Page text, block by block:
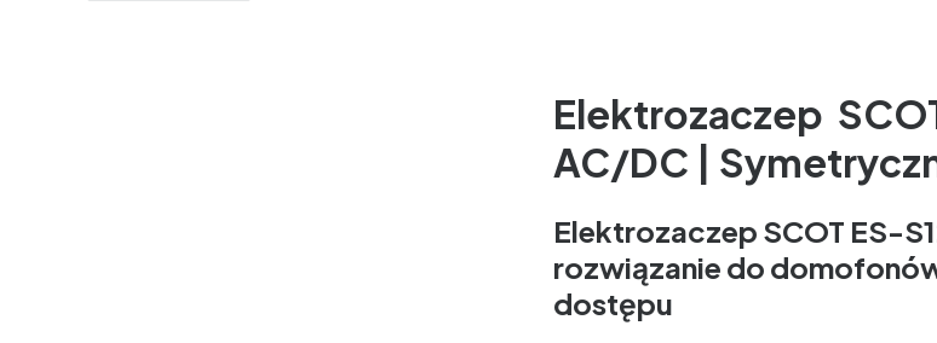
Elektrozaczep
AC/DC |
Elektrozaczep SCOT ES-
rozwiązanie do
dostępu